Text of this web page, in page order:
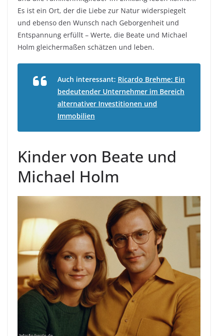
Es ist ein Ort, der die Liebe zur Natur widerspiegelt
und ebenso den Wunsch nach Geborgenheit und
Entspannung erfüllt – Werte, die Beate und Michael
Holm gleichermaßen schätzen und leben.
Auch interessant: Ricardo Brehme: Ein
bedeutender Unternehmer im Bereich
alternativer Investitionen und
Immobilien
Kinder von Beate und
Michael Holm